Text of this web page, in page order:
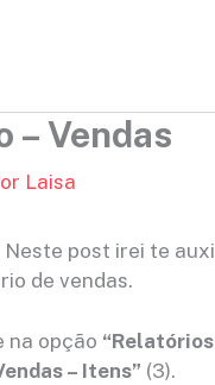
– Vendas
Laisa
Neste post irei te
de vendas.
na opção
– Itens” (3).